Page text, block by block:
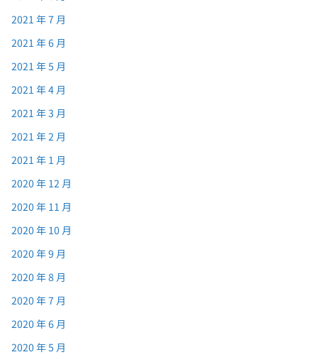
2021 年 7 月
2021 年 6 月
2021 年 5 月
2021 年 4 月
2021 年 3 月
2021 年 2 月
2021 年 1 月
2020 年 12 月
2020 年 11 月
2020 年 10 月
2020 年 9 月
2020 年 8 月
2020 年 7 月
2020 年 6 月
2020 年 5 月